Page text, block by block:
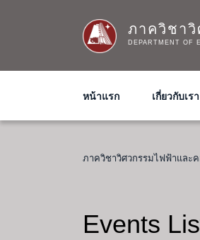
ภาควิชา
DEPARTMENT OF
หน้าแรก เกี่ยวกับเรา
ภาควิชาวิศวกรรมไฟฟ้าและ
Events